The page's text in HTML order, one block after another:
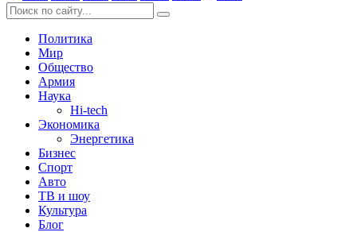
Политика
Мир
Общество
Армия
Наука
Hi-tech
Экономика
Энергетика
Бизнес
Спорт
Авто
ТВ и шоу
Культура
Блог